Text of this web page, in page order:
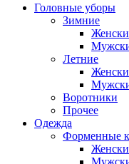
Головные уборы
Зимние
Летние
Воротники
Прочее
Одежда
Форменные